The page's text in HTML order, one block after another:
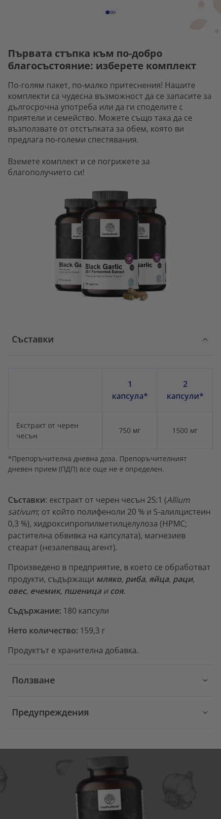
Първата стъпка към по-добро
благосъстояние: изберете комплект
По-голям пакет, по-малко притеснения! Нашите
комплекти са чудесна възможност да се запасите за
дългосрочна употреба или да ги споделите с
приятели и семейство. Можете също така да се
възползвате от отстъпката за обем, която ви
предлага по-големи спестявания.
Вземете комплект и се погрижете за
благополучието си!
Съставки
1
капсула*
2
капсули*
Екстракт от черен
чесън
750 мг 1500 мг
*Препоръчителна дневна доза. Препоръчителният
дневен прием (ПДП) все още не е определен.
Съставки: екстракт от черен чесън 25:1 (Allium
sativum; от който полифеноли 20 % и S-алилцистеин
0,3 %), хидроксипропилметилцелулоза (HPMC;
растителна обвивка на капсулата), магнезиев
стеарат (незалепващ агент).
Произведено в предприятие, в което се обработват
продукти, съдържащи мляко, риба, яйца, раци,
овес, ечемик, пшеницаисоя.
Съдържание: 180 капсули
Нето количество: 159,3 г
Продуктът е хранителна добавка.
Ползване
Предупреждения